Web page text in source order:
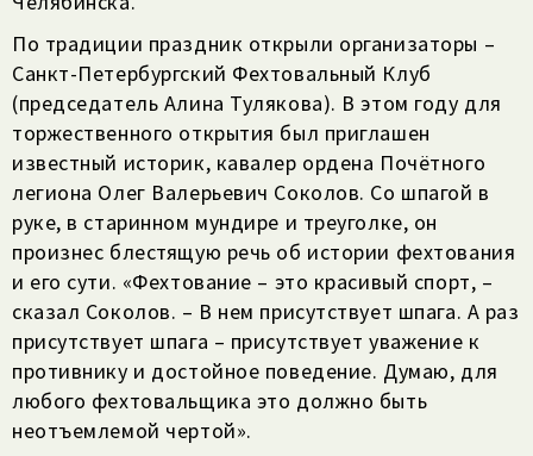
По традиции праздник открыли организаторы –
Санкт-Петербургский Фехтовальный Клуб
(председатель Алина Тулякова). В этом году для
торжественного открытия был приглашен
известный историк, кавалер ордена Почётного
легиона Олег Валерьевич Соколов. Со шпагой в
руке, в старинном мундире и треуголке, он
произнес блестящую речь об истории фехтования
и его сути. «Фехтование – это красивый спорт, –
сказал Соколов. – В нем присутствует шпага. А раз
присутствует шпага – присутствует уважение к
противнику и достойное поведение. Думаю, для
любого фехтовальщика это должно быть
неотъемлемой чертой».